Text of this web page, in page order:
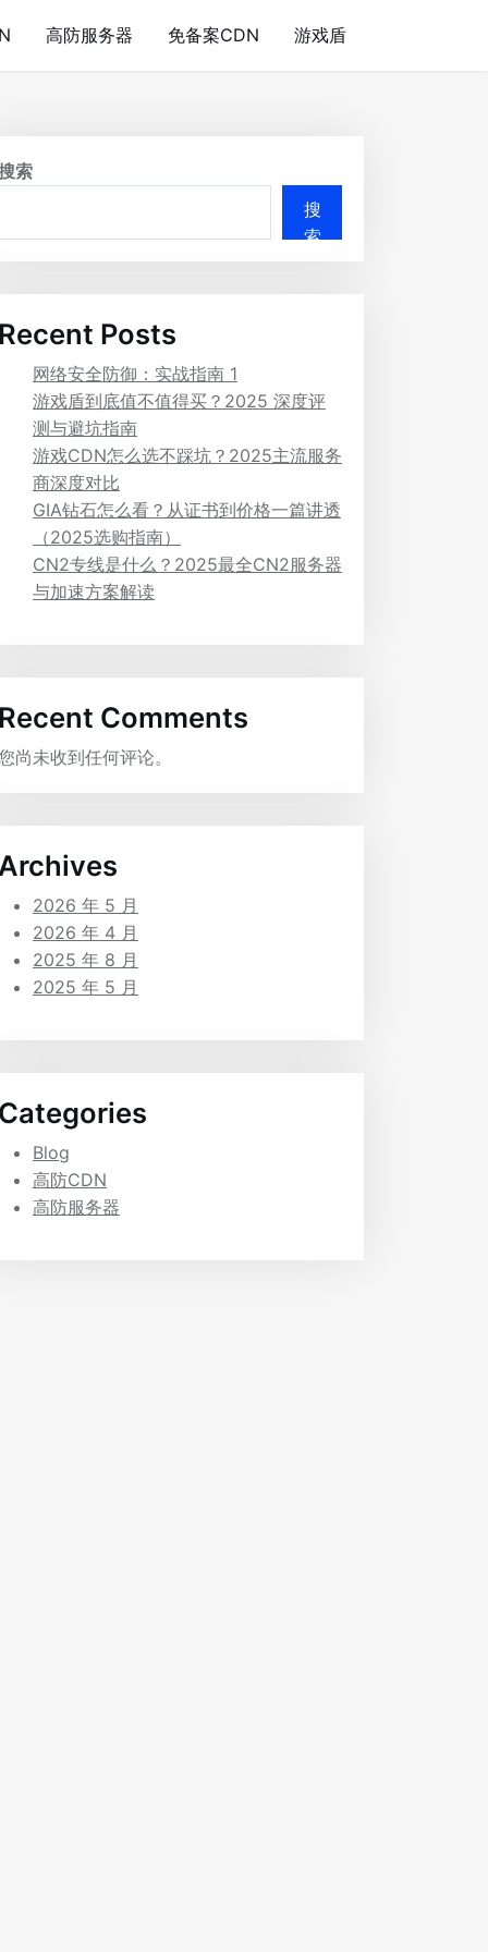
高防服务器 免备案CDN 游戏盾
索
搜
索
Posts
网络安全防御：实战指南 1
游戏盾到底值不值得买？2025 深度评
测与避坑指南
游戏CDN怎么选不踩坑？2025主流服务
商深度对比
GIA钻石怎么看？从证书到价格一篇讲透
（2025选购指南）
CN2专线是什么？2025最全CN2服务器
与加速方案解读
Comments
尚未收到任何评论。
2026 年 5 月
2026 年 4 月
2025 年 8 月
2025 年 5 月
Blog
高防CDN
高防服务器